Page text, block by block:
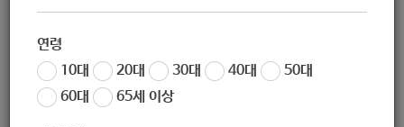
연령
10대
20대 30대 40대
50대
60대
65세 이상
02-2116-3067